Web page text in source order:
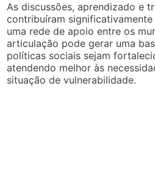
As discussões, aprendizado e
contribuíram
uma rede de apoio entre os
articulação pode gerar uma
políticas sociais sejam
atendendo melhor às
situação de vulnerabilidade.